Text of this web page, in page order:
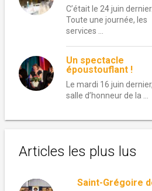
C’était le 24 juin dernier.
Toute une journée, les
services …
Un spectacle
époustouflant !
Le mardi 16 juin
salle d’honneur de la …
Articles les plus lus
Saint-Grégoire